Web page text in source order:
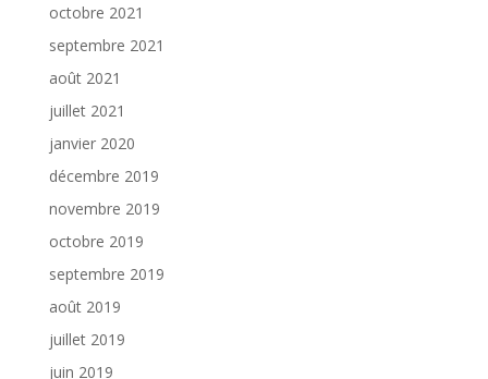
octobre 2021
septembre 2021
août 2021
juillet 2021
janvier 2020
décembre 2019
novembre 2019
octobre 2019
septembre 2019
août 2019
juillet 2019
juin 2019